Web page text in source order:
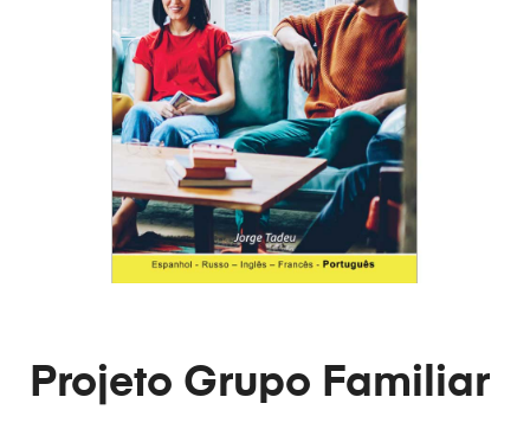
Projeto Grupo Familiar